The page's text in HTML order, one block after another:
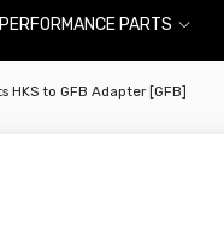
PERFORMANCE PARTS
HKS to GFB Adapter [GFB]